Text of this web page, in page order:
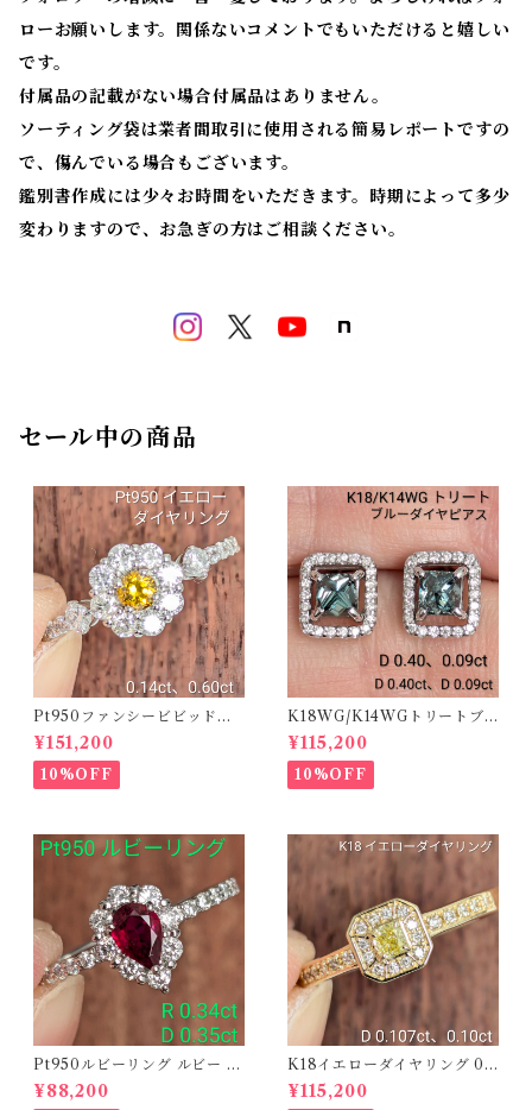
ローお願いします。関係ないコメントでもいただけると嬉しい
です。
付属品の記載がない場合付属品はありません。
ソーティング袋は業者間取引に使用される簡易レポートですの
で、傷んでいる場合もございます。
鑑別書作成には少々お時間をいただきます。時期によって多少
変わりますので、お急ぎの方はご相談ください。
セール中の商品
Pt950ファンシービビッドオ
レンジィイエローダイヤリン
グ D 0.144ct D 0.60ct【PR
O208782】
¥151,200
10%OFF
K18WG/K14WGトリートブ
ルーダイヤピアス 【PRO20
8939】
¥115,200
10%OFF
Pt950ルビーリング ルビー 0.
34ct ダイヤモンド 0.35ct【P
RO206885】
¥88,200
K18イエローダイヤリング 0.1
07ct D 0.10ct【PRO20878
1】
¥115,200